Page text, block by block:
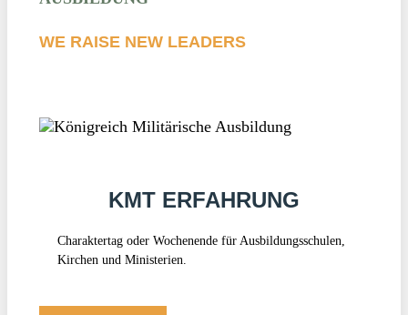
KMT ERFAHRUNG
Charaktertag oder Wochenende für Ausbildungsschulen,
Kirchen und Ministerien.
WE RAISE NEW LEADERS